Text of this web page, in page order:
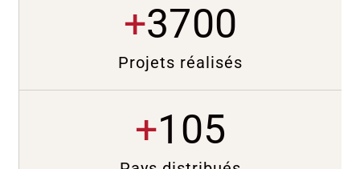
+3700
Projets réalisés
+105